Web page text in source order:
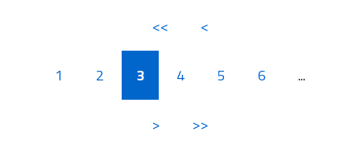
<< <
1 2 3 4 5 6 ...
> >>